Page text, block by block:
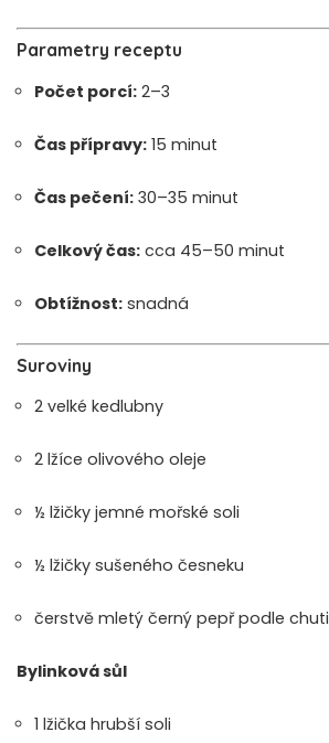
Parametry receptu
Počet porcí: 2–3
Čas přípravy: 15 minut
Čas pečení: 30–35 minut
Celkový čas: cca 45–50 minut
Obtížnost: snadná
Suroviny
2 velké kedlubny
2 lžíce olivového oleje
½ lžičky jemné mořské soli
½ lžičky sušeného česneku
čerstvě mletý černý pepř podle chuti
Bylinková sůl
1 lžička hrubší soli